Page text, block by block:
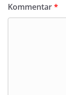
Kommentar*